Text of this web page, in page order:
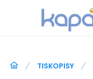
TISKOPISY